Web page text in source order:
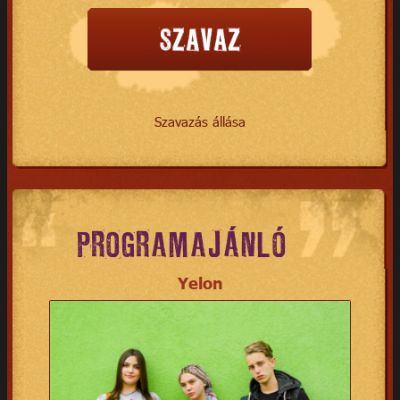
Szavazás állása
PROGRAMAJÁNLÓ
Yelon